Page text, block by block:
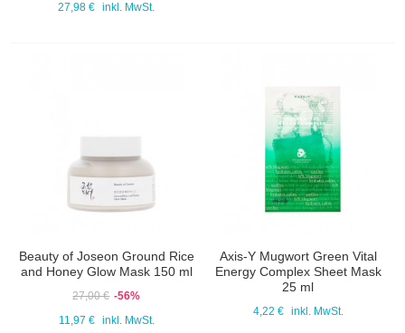
27,98 €
inkl. MwSt.
Beauty of Joseon Ground Rice
and Honey Glow Mask 150 ml
27,00 € -56%
11,97 € inkl. MwSt.
Axis-Y Mugwort Green Vital
Energy Complex Sheet Mask
25 ml
4,22 € inkl. MwSt.